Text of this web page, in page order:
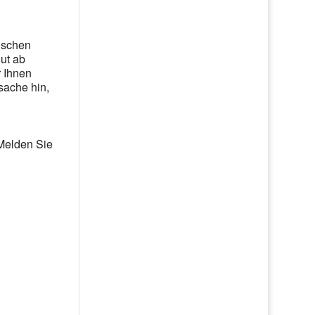
ab
hin,
Sie